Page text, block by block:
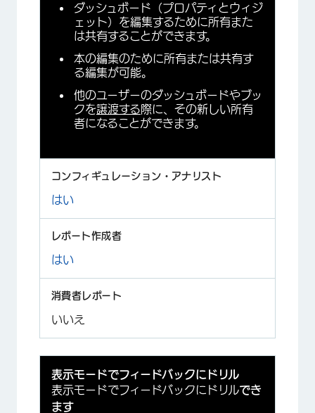
ダッシュボード（プロパティとウィジ
ェット）を編集するために所有また
は共有することができます。
本の編集のために所有または共有す
る編集が可能。
他のユーザーのダッシュボードやブッ
クを譲渡する際に、その新しい所有
者になることができます。
はい
はい
いいえ
表示モードでフィードバックにドリル
表示モードでフィードバックにドリルでき
ます